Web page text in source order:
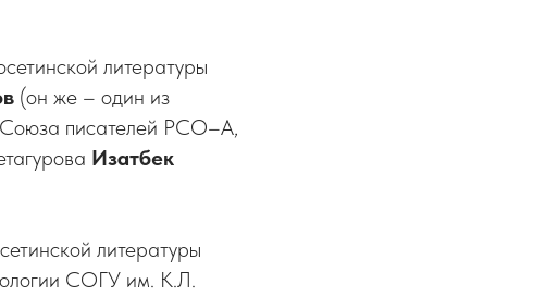
литературы
(он же – один из
Союза писателей РСО–А,
Изатбек
литературы
СОГУ им. К.Л.